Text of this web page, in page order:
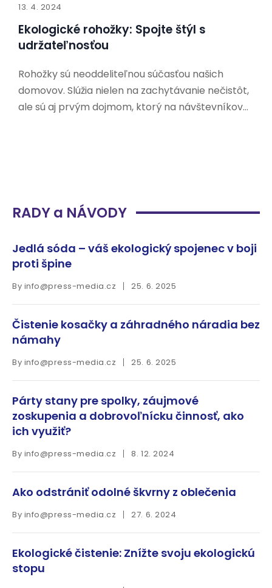
13. 4. 2024
Ekologické rohožky: Spojte štýl s
udržateľnosťou
Rohožky sú neoddeliteľnou súčasťou našich
domovov. Slúžia nielen na zachytávanie nečistôt,
ale sú aj prvým dojmom, ktorý na návštevníkov
RADY a NÁVODY
Jedlá sóda – váš ekologický spojenec v boji
proti špine
By info@press-media.cz 25. 6. 2025
Čistenie kosačky a záhradného náradia bez
námahy
By info@press-media.cz 25. 6. 2025
Párty stany pre spolky, záujmové
zoskupenia a dobrovoľnícku činnosť, ako
ich využiť?
By info@press-media.cz 8. 12. 2024
Ako odstrániť odolné škvrny z oblečenia
By info@press-media.cz 27. 6. 2024
Ekologické čistenie: Znížte svoju ekologickú
stopu